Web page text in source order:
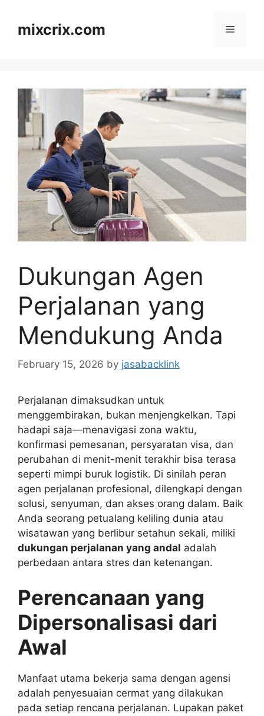
contentmixcrix.com Menu
Dukungan Agen
Perjalanan yang
Mendukung Anda
February 15, 2026 by jasabacklink
Perjalanan dimaksudkan untuk
menggembirakan, bukan menjengkelkan. Tapi
hadapi saja—menavigasi zona waktu,
konfirmasi pemesanan, persyaratan visa, dan
perubahan di menit-menit terakhir bisa terasa
seperti mimpi buruk logistik. Di sinilah peran
agen perjalanan profesional, dilengkapi dengan
solusi, senyuman, dan akses orang dalam. Baik
Anda seorang petualang keliling dunia atau
wisatawan yang berlibur setahun sekali, miliki
dukungan perjalanan yang andal adalah
perbedaan antara stres dan ketenangan.
Perencanaan yang
Dipersonalisasi dari
Awal
Manfaat utama bekerja sama dengan agensi
adalah penyesuaian cermat yang dilakukan
pada setiap rencana perjalanan. Lupakan paket